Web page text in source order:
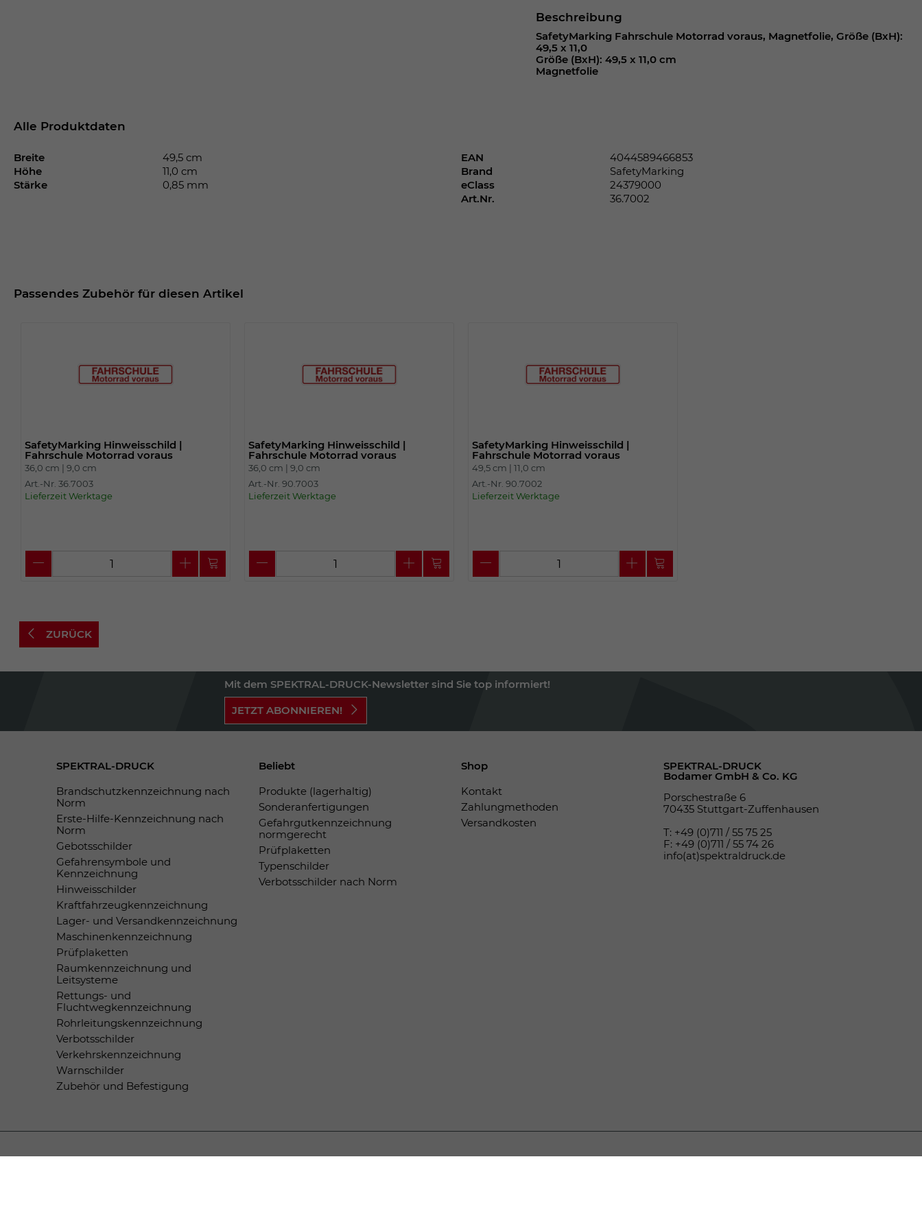
Beschreibung
SafetyMarking Fahrschule Motorrad voraus, Magnetfolie, Größe (BxH):
49,5 x 11,0
Größe (BxH): 49,5 x 11,0 cm
Magnetfolie
Alle Produktdaten
Breite
49,5 cm
Höhe
11,0 cm
Stärke
0,85 mm
EAN
4044589466853
Brand
SafetyMarking
eClass
24379000
Art.Nr.
36.7002
Passendes Zubehör für diesen Artikel
SafetyMarking Hinweisschild |
Fahrschule Motorrad voraus
36,0 cm |9,0 cm
Art.-Nr. 36.7003
Lieferzeit Werktage
SafetyMarking Hinweisschild |
Fahrschule Motorrad voraus
36,0 cm |9,0 cm
Art.-Nr. 90.7003
Lieferzeit Werktage
SafetyMarking Hinweisschild |
Fahrschule Motorrad voraus
49,5 cm | 11,0 cm
Art.-Nr. 90.7002
Lieferzeit Werktage
ZURÜCK
Mit dem SPEKTRAL-DRUCK-Newsletter sind Sie top informiert!
JETZT ABONNIEREN!
SPEKTRAL-DRUCK
Brandschutzkennzeichnung nach
Norm
Erste-Hilfe-Kennzeichnung nach
Norm
Gebotsschilder
Gefahrensymbole und
Kennzeichnung
Hinweisschilder
Kraftfahrzeugkennzeichnung
Lager- und Versandkennzeichnung
Maschinenkennzeichnung
Prüfplaketten
Raumkennzeichnung und
Leitsysteme
Rettungs- und
Fluchtwegkennzeichnung
Rohrleitungskennzeichnung
Verbotsschilder
Verkehrskennzeichnung
Warnschilder
Zubehör und Befestigung
Beliebt
Produkte (lagerhaltig)
Sonderanfertigungen
Gefahrgutkennzeichnung
normgerecht
Prüfplaketten
Typenschilder
Verbotsschilder nach Norm
Shop
Kontakt
Zahlungmethoden
Versandkosten
SPEKTRAL-DRUCK
Bodamer GmbH & Co. KG
Porschestraße 6
70435 Stuttgart-Zuffenhausen
T: +49 (0)711 / 55 75 25
F: +49 (0)711 / 55 74 26
info(at)spektraldruck.de
SgCookieOptin.lastPreferences
Betreiber dies eingestellt hat.
Anbieter TYPO3